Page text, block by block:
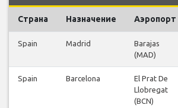
Страна Назначение Аэропорт
Spain Madrid
Barajas
(MAD)
Spain Barcelona
El Prat De
Llobregat
(BCN)